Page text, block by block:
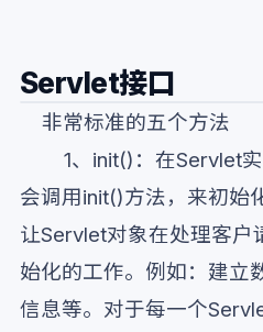
Servlet接口
非常标准的五个方法
1、init()：在Servlet实
会调用init()方法，来初始
让Servlet对象在处理客户
始化的工作。例如：建立
信息等。对于每一个